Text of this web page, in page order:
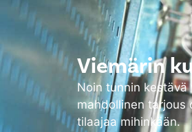
Viemärin
Noin tunnin kestävä
mahdollinen tarjous
tilaajaa mihinkään.